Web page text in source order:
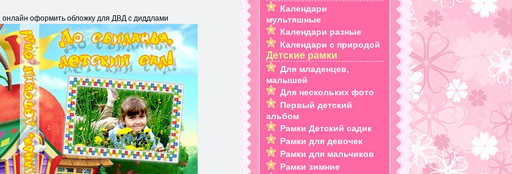
оформить обложку для ДВД с диддлами
Календари
мультяшные
Календари разные
Календари с природой
Детские рамки
Для младенцев,
малышей
Для нескольких фото
Первый детский
альбом
Рамки Детский садик
Рамки для девочек
Рамки для мальчиков
Рамки зимние